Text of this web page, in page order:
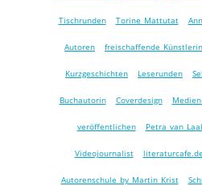
Tischrunden Torine Mattutat
Autoren freischaffende Künstlerin
Kurzgeschichten Leserunden
Buchautorin Coverdesign
veröffentlichen Petra van
Videojournalist literaturcafe.de
Autorenschule by Martin Krist